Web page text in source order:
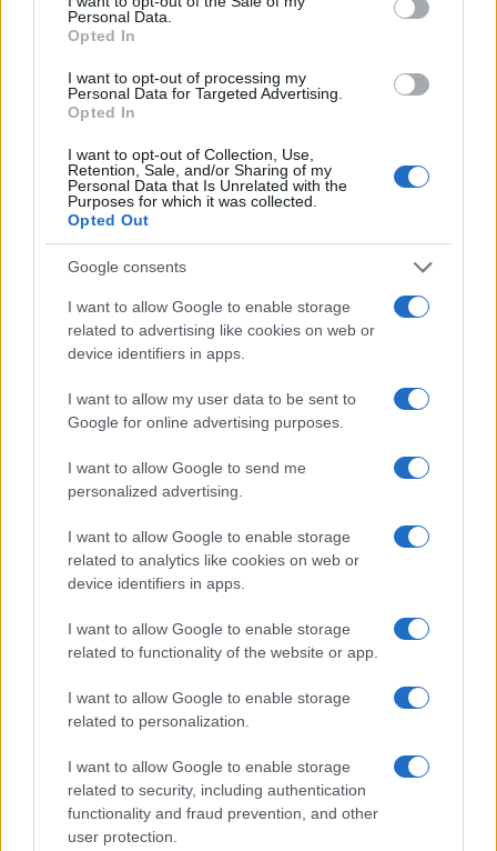
Personal Data.
Opted In
I want to opt-out of processing my
Personal Data for Targeted Advertising.
Opted In
I want to opt-out of Collection, Use,
Retention, Sale, and/or Sharing of my
Personal Data that Is Unrelated with the
Purposes for which it was collected.
Opted Out
Google consents
I want to allow Google to enable storage
related to advertising like cookies on web or
device identifiers in apps.
I want to allow my user data to be sent to
Google for online advertising purposes.
I want to allow Google to send me
personalized advertising.
I want to allow Google to enable storage
related to analytics like cookies on web or
device identifiers in apps.
I want to allow Google to enable storage
related to functionality of the website or app.
I want to allow Google to enable storage
related to personalization.
I want to allow Google to enable storage
related to security, including authentication
functionality and fraud prevention, and other
user protection.
τα βρήκε με την κυβέρνηση, […]